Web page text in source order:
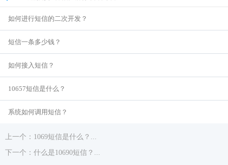
如何进行短信的二次开发？
短信一条多少钱？
如何接入短信？
10657短信是什么？
系统如何调用短信？
上一个：1069短信是什么？...
下一个：什么是10690短信？...